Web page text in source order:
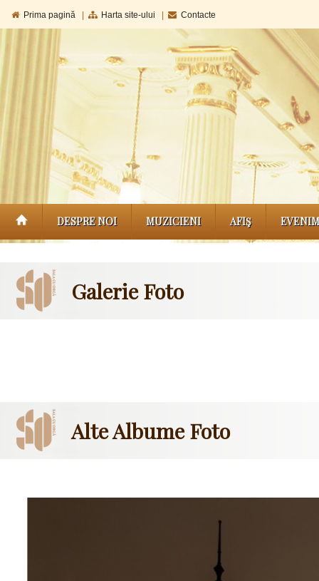
Prima pagină Harta site-ului Contacte
DESPRE NOI MUZICIENI AFIŞ
Galerie Foto
Alte Albume Foto